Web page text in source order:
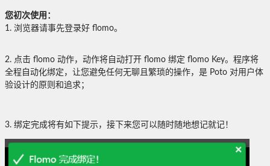
您初次使用：
1. 浏览器请事先登录好 flomo。
2. 点击 flomo 动作，动作将自动打开 flomo 绑定 flomo Key。程序将
全程自动化绑定，让您避免任何无聊且繁琐的操作，是 Poto 对用户体
验设计的原则和追求；
3. 绑定完成将有如下提示，接下来您可以随时随地想记就记！